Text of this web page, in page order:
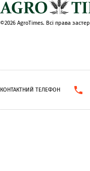
©2026 AgroTimes. Всі права
КОНТАКТНИЙ ТЕЛЕФОН